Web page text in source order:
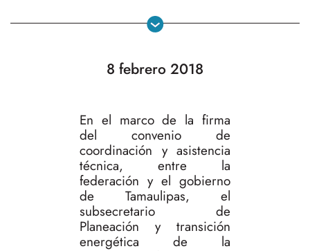
8 febrero 2018
En el marco de la firma
del convenio de
coordinación y asistencia
técnica, entre la
federación y el gobierno
de Tamaulipas, el
subsecretario de
Planeación y transición
energética de la